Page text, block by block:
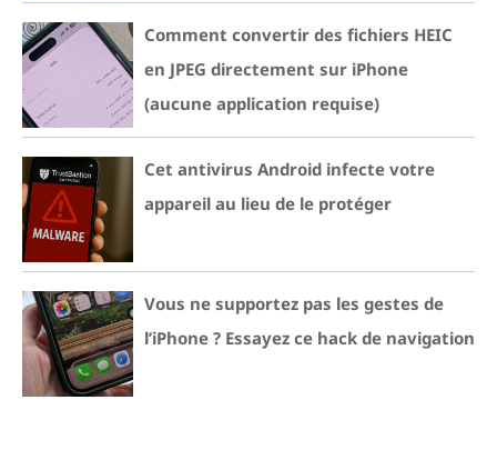
Comment convertir des fichiers HEIC
en JPEG directement sur iPhone
(aucune application requise)
Cet antivirus Android infecte votre
appareil au lieu de le protéger
Vous ne supportez pas les gestes de
l’iPhone ? Essayez ce hack de navigation